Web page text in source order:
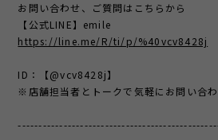
お問い合わせ、ご質問はこちらから
【公式LINE】emile
https://line.me/R/ti/p/%40vcv8428j
ID：【@vcv8428j】
※店舗担当者とトークで気軽にお問い合わ